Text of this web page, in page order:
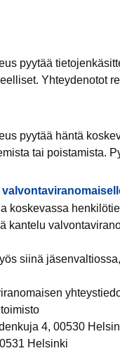
pyytää
Yhteydenotot
pyytää häntä
tai poistamista.
koskevassa
kantelu
siinä
4, 00530
Helsinki